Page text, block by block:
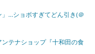
…ショボすぎてどん引き(＠
テナショップ『十和田の食